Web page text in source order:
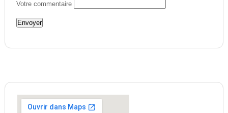
Votre commentaire